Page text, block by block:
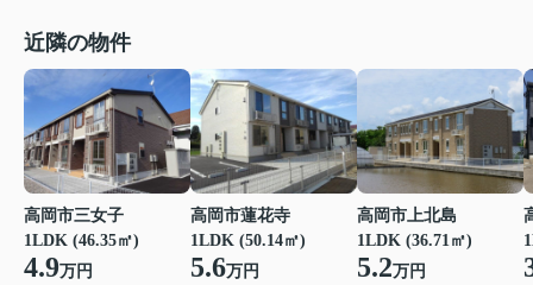
近隣の物件
高岡市三女子
1LDK (46.35㎡)
4.9万円
高岡市蓮花寺
1LDK (50.14㎡)
5.6万円
高岡市上北島
1LDK (36.71㎡)
5.2万円